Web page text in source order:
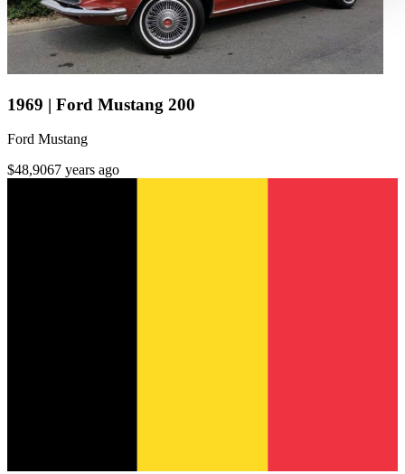
gesammelt haben.Datenschutzerklärung
1969 | Ford Mustang 200
Ford Mustang
$48,9067 years ago